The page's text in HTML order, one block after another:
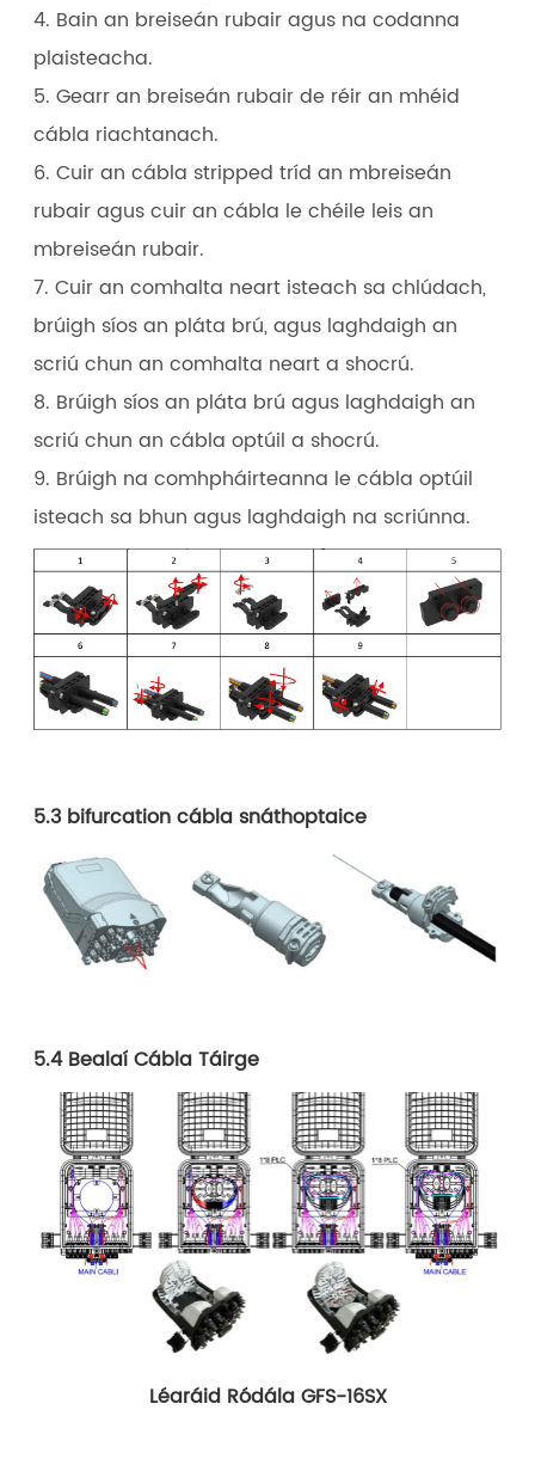
4. Bain an breiseán rubair agus na codanna
plaisteacha.
5. Gearr an breiseán rubair de réir an mhéid
cábla riachtanach.
6. Cuir an cábla stripped tríd an mbreiseán
rubair agus cuir an cábla le chéile leis an
mbreiseán rubair.
7. Cuir an comhalta neart isteach sa chlúdach,
brúigh síos an pláta brú, agus laghdaigh an
scriú chun an comhalta neart a shocrú.
8. Brúigh síos an pláta brú agus laghdaigh an
scriú chun an cábla optúil a shocrú.
9. Brúigh na comhpháirteanna le cábla optúil
isteach sa bhun agus laghdaigh na scriúnna.
5.3 bifurcation cábla snáthoptaice
5.4 Bealaí Cábla Táirge
Léaráid Ródála GFS-16SX